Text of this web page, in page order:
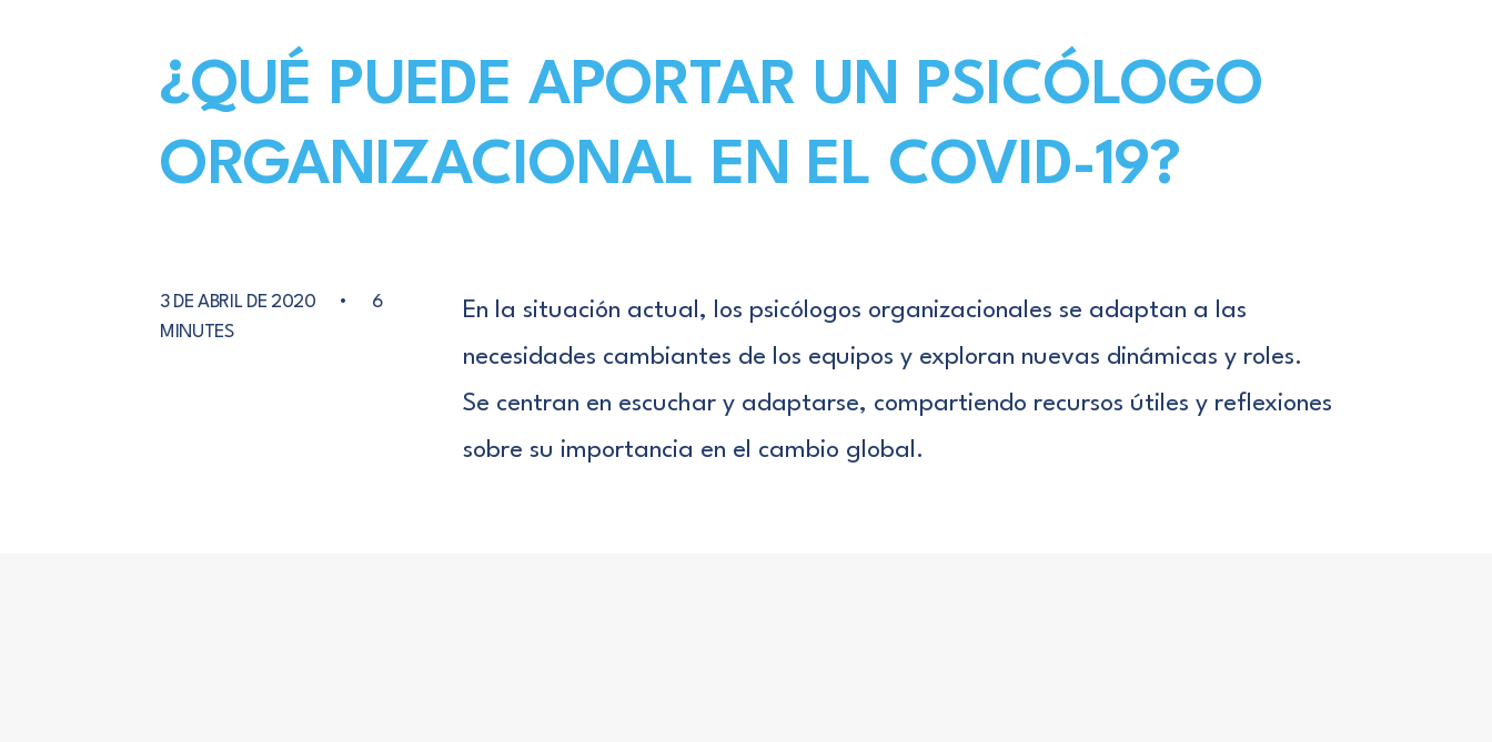
¿QUÉ PUEDE APORTAR UN PSICÓLOGO
ORGANIZACIONAL EN EL COVID-19?
3 DE ABRIL DE 2020 •
6
MINUTES
En la situación actual, los psicólogos organizacionales se adaptan a las
necesidades cambiantes de los equipos y exploran nuevas dinámicas y roles.
Se centran en escuchar y adaptarse, compartiendo recursos útiles y reflexiones
sobre su importancia en el cambio global.